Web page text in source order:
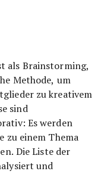
als Brainstorming,
Methode, um
zu kreativem
sind
Es werden
zu einem Thema
Die Liste der
und